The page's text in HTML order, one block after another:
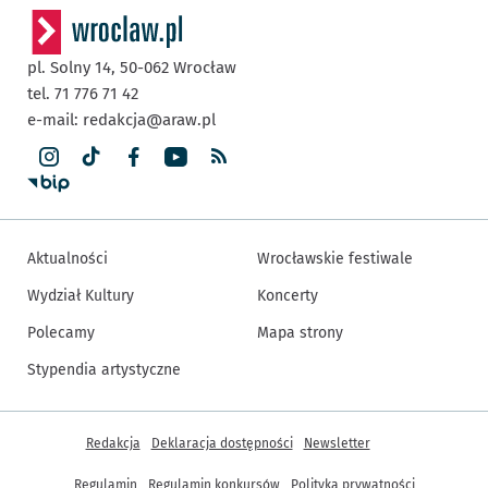
pl. Solny 14, 50-062 Wrocław
tel. 71 776 71 42
e-mail: redakcja@araw.pl
Aktualności
Wydział Kultury
Polecamy
Stypendia artystyczne
Wrocławskie festiwale
Koncerty
Mapa strony
Inne informacje
Redakcja Deklaracja dostępności Newsletter